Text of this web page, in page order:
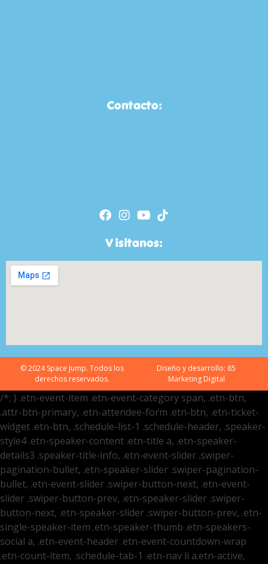
Contacto:
Visitanos:
© 2024 Space Jump. Todos los
derechos reservados.
Diseño y desarrollo: 85
Marketing Digital
/*; } .etn-event-item .etn-event-category span, .etn-btn,
.attr-btn-primary, .etn-attendee-form .etn-btn, .etn-ticket-
widget .etn-btn, .schedule-list-1 .schedule-header, .speaker-
style4 .etn-speaker-content .etn-title a, .etn-speaker-
details3 .speaker-title-info, .etn-event-slider .swiper-
pagination-bullet, .etn-speaker-slider .swiper-pagination-
bullet, .etn-event-slider .swiper-button-next, .etn-event-
slider .swiper-button-prev, .etn-speaker-slider .swiper-
button-next, .etn-speaker-slider .swiper-button-prev, .etn-
single-speaker-item .etn-speaker-thumb .etn-speakers-
social a, .etn-event-header .etn-event-countdown-wrap
.etn-count-item, .schedule-tab-1 .etn-nav li a.etn-active,